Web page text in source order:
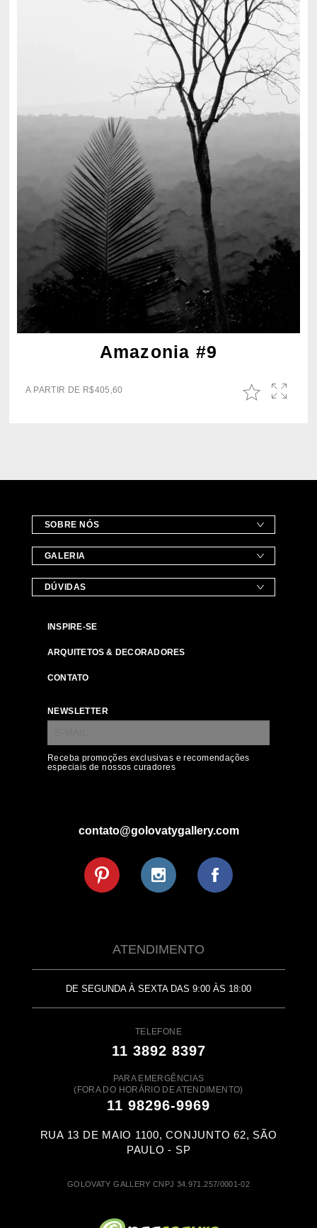
Amazonia #9
A PARTIR DE R$405,60
SOBRE NÓS
GALERIA
DÚVIDAS
INSPIRE-SE
ARQUITETOS & DECORADORES
CONTATO
NEWSLETTER
Receba promoções exclusivas e recomendações
especiais de nossos curadores
contato@golovatygallery.com
ATENDIMENTO
DE SEGUNDA À SEXTA DAS 9:00 ÀS 18:00
TELEFONE
11 3892 8397
PARA EMERGÊNCIAS
(FORA DO HORÁRIO DE ATENDIMENTO)
11 98296-9969
RUA 13 DE MAIO 1100, CONJUNTO 62, SÃO
PAULO - SP
GOLOVATY GALLERY CNPJ 34.971.257/0001-02